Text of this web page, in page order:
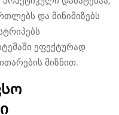
და მინიმიზებს
ეფექტურად
მიზნით.